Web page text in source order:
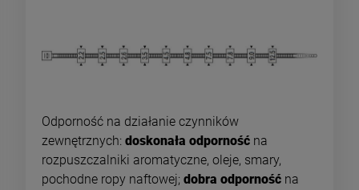
Odporność na działanie czynników
zewnętrznych: doskonała odporność na
rozpuszczalniki aromatyczne, oleje, smary,
pochodne ropy naftowej; dobra odporność na